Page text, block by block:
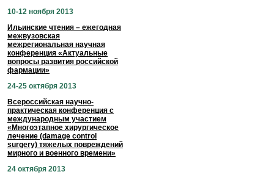
10-12 ноября 2013
Ильинские чтения – ежегодная
межвузовская
межрегиональная научная
конференция «Актуальные
вопросы развития российской
фармации»
24-25 октября 2013
Всероссийская научно-
практическая конференция с
международным участием
«Многоэтапное хирургическое
лечение (damage control
surgery) тяжелых повреждений
мирного и военного времени»
24 октября 2013